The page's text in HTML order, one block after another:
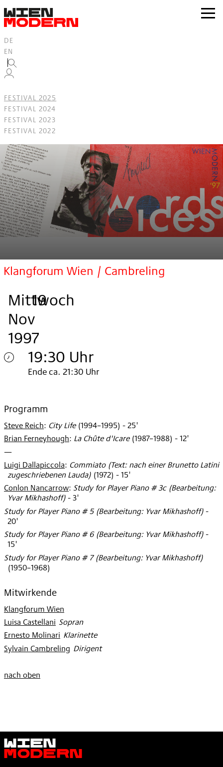
springen
zur
DE
EN
FESTIVAL 2025
FESTIVAL 2024
FESTIVAL 2023
FESTIVAL 2022
Klangforum Wien / Cambreling
Mittwoch
, 19
.
Nov
1997
.
19:30 Uhr
Mittwoch
Nov
1997
Ende ca. 21:30 Uhr
Programm
Steve Reich: City Life (1994–1995) - 25'
Brian Ferneyhough: La Chûte d'Icare (1987–1988) - 12'
—
Luigi Dallapiccola: Commiato (Text: nach einer Brunetto Latini
zugeschriebenen Lauda) (1972) - 15'
Conlon Nancarrow: Study for Player Piano # 3c (Bearbeitung:
Yvar Mikhashoff)- 3'
Study for Player Piano # 5 (Bearbeitung: Yvar Mikhashoff)-
20'
Study for Player Piano # 6 (Bearbeitung: Yvar Mikhashoff)-
15'
Study for Player Piano # 7 (Bearbeitung: Yvar Mikhashoff)
(1950–1968)
Mitwirkende
Klangforum Wien
Luisa Castellani: Sopran
Ernesto Molinari: Klarinette
Sylvain Cambreling: Dirigent
nach oben
Wien
Modern